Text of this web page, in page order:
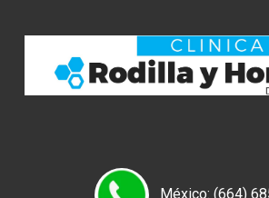
México: (664)